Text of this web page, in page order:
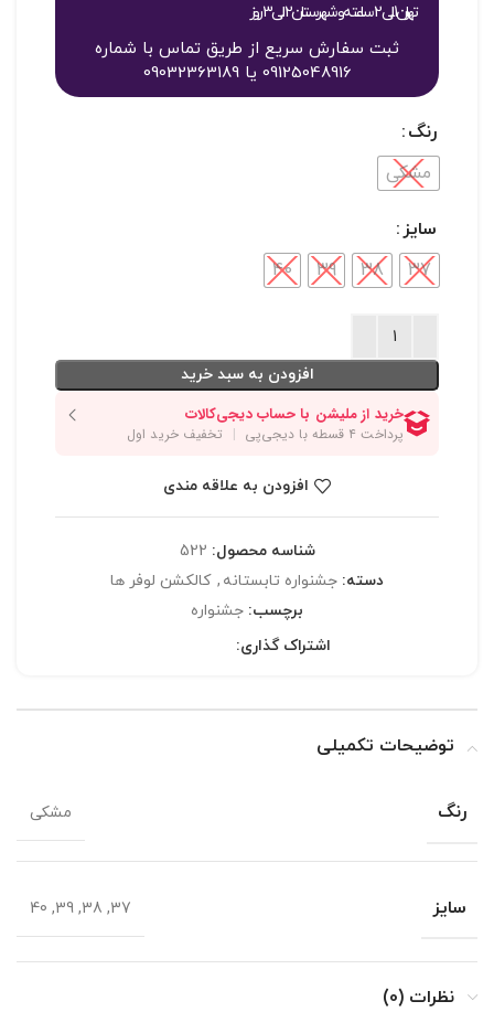
تهران 1 الی 2 ساعته و شهرستان 2 الی 3 روز
ثبت سفارش سریع از طریق تماس با شماره
09125048916 یا 09032363189
رنگ
مشکی
سایز
37
38
39
40
افزودن به سبد خرید
افزودن به علاقه مندی
شناسه محصول: 522
دسته: جشنواره تابستانه , کالکشن لوفر ها
برچسب: جشنواره
اشتراک گذاری:
توضیحات تکمیلی
رنگ مشکی
سایز 37, 38, 39, 40
نظرات (0)